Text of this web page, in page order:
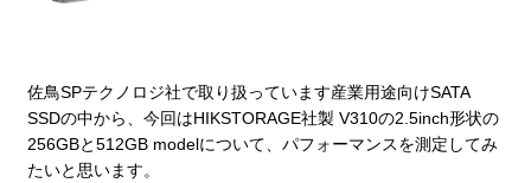
佐鳥SPテクノロジ社で取り扱っています産業用途向けSATA
SSDの中から、今回はHIKSTORAGE社製 V310の2.5inch形状の
256GBと512GB modelについて、パフォーマンスを測定してみ
たいと思います。